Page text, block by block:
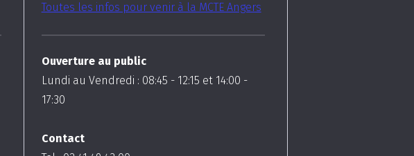
Toutes les infos pour venir à la MCTE Angers
Ouverture au public
Lundi au Vendredi : 08:45 - 12:15 et 14:00 -
17:30
Contact